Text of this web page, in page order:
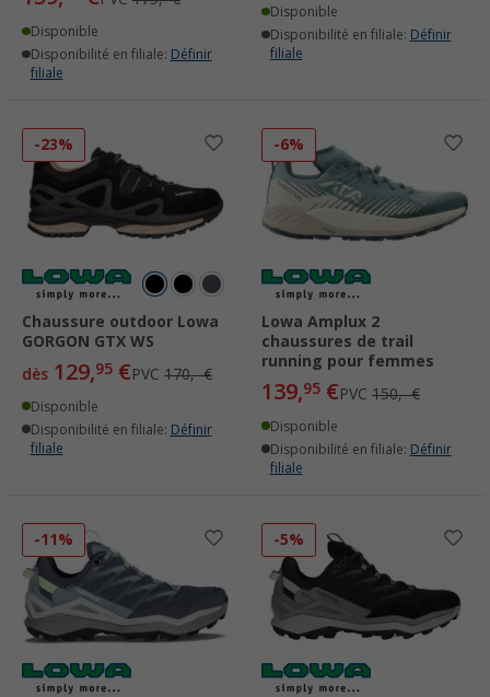
Disponible
Disponibilité en filiale: Définir
filiale
Disponible
Disponibilité en filiale: Définir
filiale
-23%
Chaussure outdoor Lowa
GORGON GTX WS
dès 129,95 €PVC 170,- €
Disponible
Disponibilité en filiale: Définir
filiale
-6%
Lowa Amplux 2
chaussures de trail
running pour femmes
139,95 €PVC 150,- €
Disponible
Disponibilité en filiale: Définir
filiale
-11% -5%